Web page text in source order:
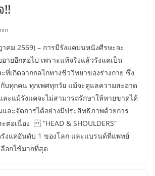
!!
าคม 2569) – การมีรังแคบนหนังศีรษะจะ
อายอีกต่อไป เพราะแท้จริงแล้วรังแคเป็น
ที่เกิดจากกลไกทางชีววิทยาของร่างกาย ซึ่ง
บทุกคน ทุกเพศทุกวัย แม้จะดูแลความสะอาด
ละแม้รังแคจะไม่สามารถรักษาให้หายขาดได้
ละจัดการได้อย่างมีประสิทธิภาพด้วยการ
ต่อเนื่อง “HEAD & SHOULDERS”
งแคอันดับ 1 ของโลก และแบรนด์ที่แพทย์
อกใช้มากที่สุด